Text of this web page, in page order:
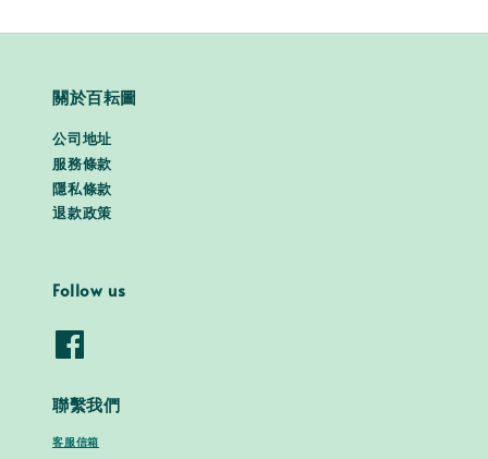
關於百耘圖
公司地址
服務條款
隱私條款
退款政策
Follow us
聯繫我們
客服信箱